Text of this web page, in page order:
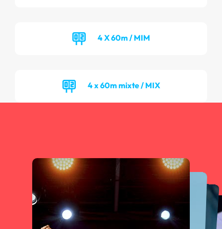
4 X 60m / MIM
4 x 60m mixte / MIX